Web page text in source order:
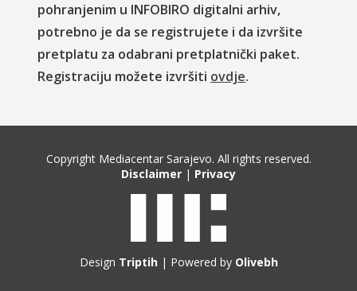
pohranjenim u INFOBIRO digitalni arhiv,
potrebno je da se registrujete i da izvršite
pretplatu za odabrani pretplatnički paket.
Registraciju možete izvršiti ovdje.
Copyright Mediacentar Sarajevo. All rights reserved.
Disclaimer | Privacy
Design Triptih| Powered by Olivebh